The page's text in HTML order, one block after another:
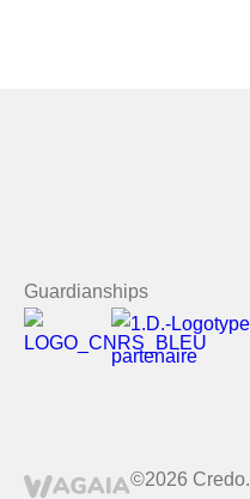
Guardianships
©2026 Credo.